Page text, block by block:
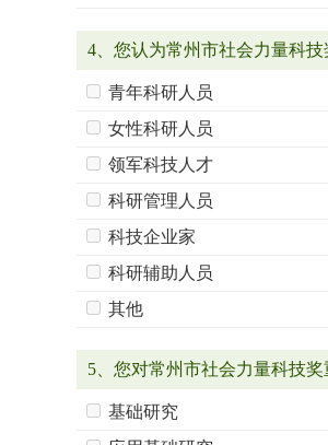
4、您认为常州市社会力量科
青年科研人员
女性科研人员
领军科技人才
科研管理人员
科技企业家
科研辅助人员
其他
5、您对常州市社会力量科技
基础研究